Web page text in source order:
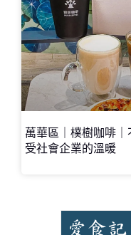
萬華區｜樸樹咖啡
受社會企業的溫暖